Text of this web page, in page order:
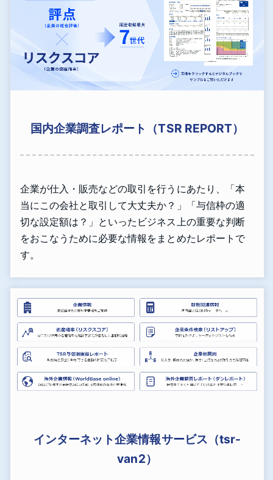
国内企業調査レポート（TSR REPORT）
企業が仕入・販売などの取引を行うにあたり、「本
当にこの会社と取引して大丈夫か？」「与信枠の適
切な設定額は？」といったビジネス上の重要な判断
をおこなうために必要な情報をまとめたレポートで
す。
インターネット企業情報サービス（tsr-
van2）